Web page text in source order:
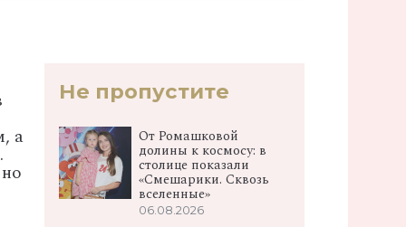
а
Не пропустите
От Ромашковой
долины к космосу: в
столице показали
«Смешарики. Сквозь
вселенные»
06.08.2026